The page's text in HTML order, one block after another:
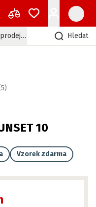
Hledat
5)
10
Vzorek zdarma